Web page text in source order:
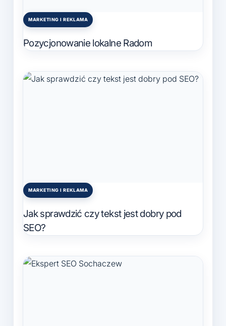
Posted
MARKETING I REKLAMA
Pozycjonowanie lokalne Radom
Posted
MARKETING I REKLAMA
Jak sprawdzić czy tekst jest dobry pod
SEO?